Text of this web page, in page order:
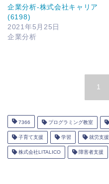
企業分析-株式会社キャリア
(6198)
2021年5月25日
企業分析
1
7366 プログラミング教室
子育て支援 学習 就労支援
株式会社LITALICO 障害者支援